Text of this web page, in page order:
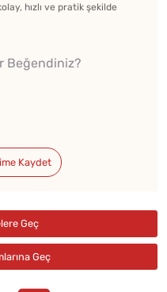
hızlı ve pratik şekilde
Beğendiniz?